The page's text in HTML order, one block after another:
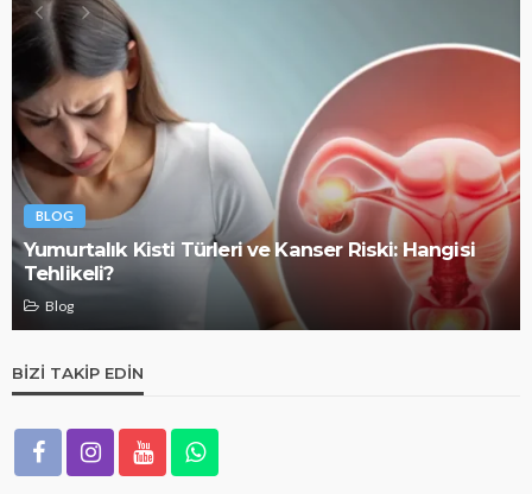
BLOG
Yumurtalık Kisti Türleri ve Kanser Riski: Hangisi
Tehlikeli?
Blog
BIZI TAKIP EDIN